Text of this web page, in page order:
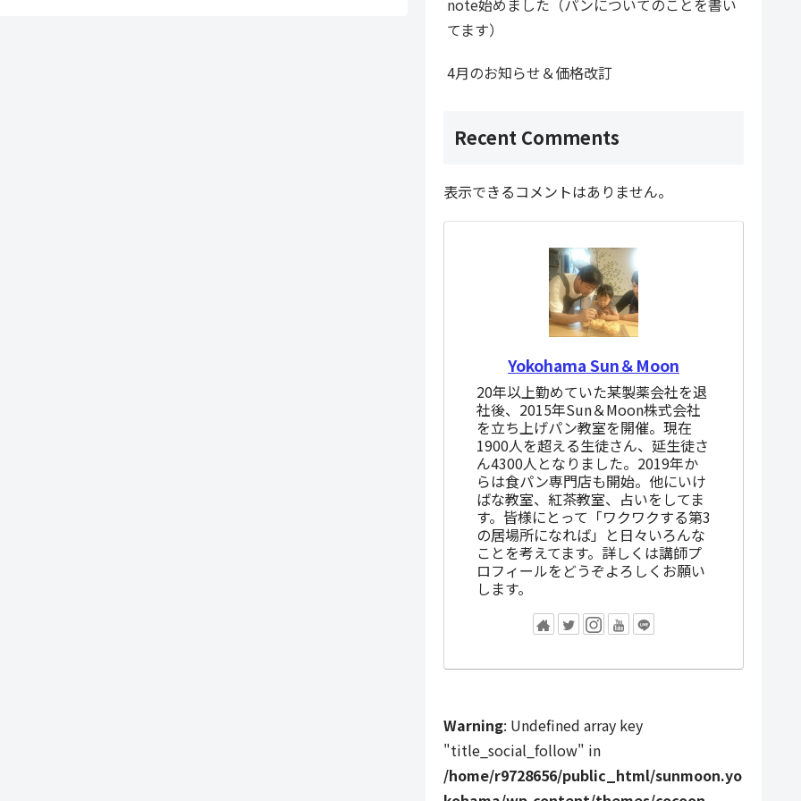
note始めました（パンについてのことを書い
てます）
4月のお知らせ＆価格改訂
Recent Comments
表示できるコメントはありません。
Yokohama Sun＆Moon
20年以上勤めていた某製薬会社を退
社後、2015年Sun＆Moon株式会社
を立ち上げパン教室を開催。現在
1900人を超える生徒さん、延生徒さ
ん4300人となりました。2019年か
らは食パン専門店も開始。他にいけ
ばな教室、紅茶教室、占いをしてま
す。皆様にとって「ワクワクする第3
の居場所になれば」と日々いろんな
ことを考えてます。詳しくは講師プ
ロフィールをどうぞよろしくお願い
します。
Warning: Undefined array key
"title_social_follow" in
/home/r9728656/public_html/sunmoon.yo